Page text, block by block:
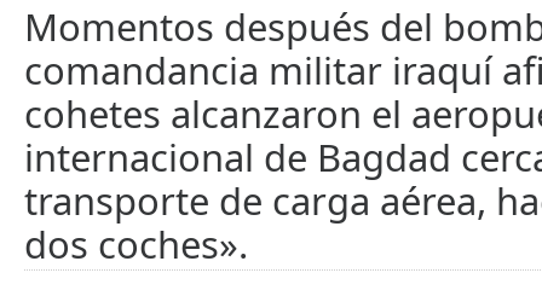
Momentos después del
comandancia militar iraquí
cohetes alcanzaron el
internacional de Bagdad
transporte de carga aérea,
dos coches».